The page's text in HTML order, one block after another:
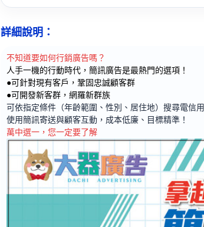
詳細說明：
不知道要如何行銷廣告嗎？
人手一機的行動時代，簡訊廣告是最熱門的選項！
●可針對現有客戶，鞏固忠誠顧客群
●可開發新客群，網羅新群族
可依指定條件（年齡範圍、性別、居住地）搜尋電信
使用簡訊寄送與顧客互動，成本低廉、目標精準！
萬中選一，您一定要了解